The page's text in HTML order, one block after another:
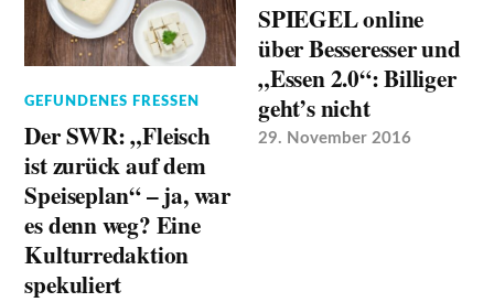
GEFUNDENES FRESSEN
Der SWR: „Fleisch
ist zurück auf dem
Speiseplan“ – ja, war
es denn weg? Eine
Kulturredaktion
spekuliert
SPIEGEL online
über Besseresser und
„Essen 2.0“: Billiger
geht’s nicht
29. November 2016